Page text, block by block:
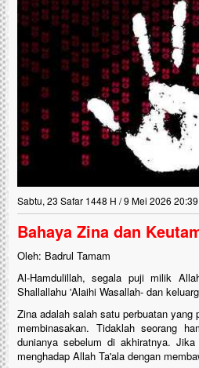
Sabtu, 23 Safar 1448 H / 9 Mei 2026
Bahaya Zina dan
Oleh: Badrul Tamam
Al-Hamdulillah, segala puji milik
Shallallahu 'Alaihi Wasallah- dan
Zina adalah salah satu perbuatan
membinasakan. Tidaklah seorang
dunianya sebelum di akhiratnya.
menghadap Allah Ta'ala dengan
Bantu Naura,
Tumor
Hidup Naura
rintangan yang
berusia sepuluh
menghadapi
pembuluh darah